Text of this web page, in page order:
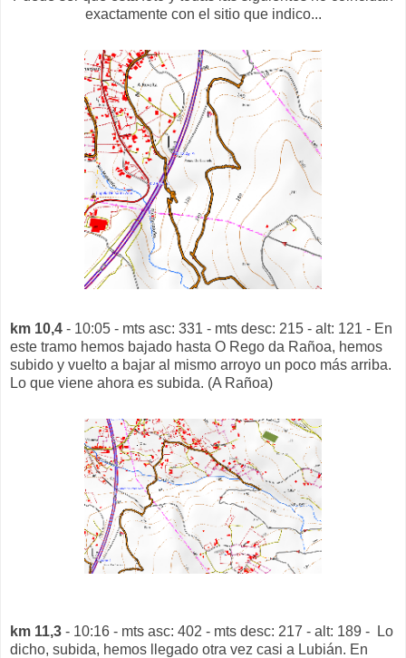
exactamente con el sitio que indico...
km 10,4 - 10:05 - mts asc: 331 - mts desc: 215 - alt: 121 - En
este tramo hemos bajado hasta O Rego da Rañoa, hemos
subido y vuelto a bajar al mismo arroyo un poco más arriba.
Lo que viene ahora es subida. (A Rañoa)
km 11,3 - 10:16 - mts asc: 402 - mts desc: 217 - alt: 189 - Lo
dicho, subida, hemos llegado otra vez casi a Lubián. En